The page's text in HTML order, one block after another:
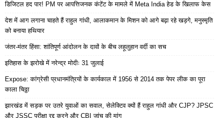
डिजिटल हद पार! PM पर आपत्तिजनक कंटेंट के मामले में Meta India हेड के खिलाफ केस
देश में आग लगाना चाहते हैं राहुल गांधी, आलाकमान के मिशन को आगे बढ़ा रहे खड़गे, मनुस्मृति
को बनाया हथियार
जंतर-मंतर हिंसा: शांतिपूर्ण आंदोलन के दावों के बीच लहूलुहान वर्दी का सच
इतिहास के झरोखे में नरेन्द्र मोदीः 31 जुलाई
Expose: कांग्रेसी प्रधानमंत्रियों के कार्यकाल में 1956 से 2014 तक पेपर लीक का पूरा
काला चिठ्ठा
झारखंड में सड़क पर उतरे युवाओं का सवाल, सेलेक्टिव क्यों हैं राहुल गांधी और CJP? JPSC
और JSSC परीक्षा रद्द करने और CBI जांच की मांग